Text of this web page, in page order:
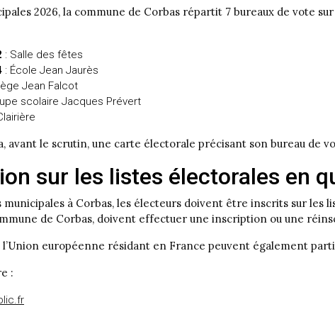
2026, la commune de Corbas répartit 7 bureaux de vote
: Salle des fêtes
: École Jean Jaurès
Jean Falcot
scolaire Jacques Prévert
avant le scrutin, une carte électorale précisant son bureau de
sur les listes électorales en
à Corbas, les électeurs doivent être inscrits sur les
de Corbas, doivent effectuer une inscription ou une
européenne résidant en France peuvent également
: